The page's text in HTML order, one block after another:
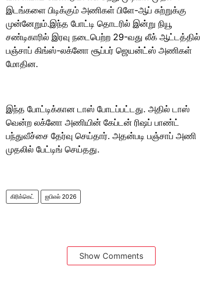
இடங்களை பிடிக்கும் அணிகள் பிளே-ஆப் சுற்றுக்கு
முன்னேறும்.இந்த போட்டி தொடரில் இன்று நியூ
சண்டிகாரில் இரவு நடைபெற்ற 29-வது லீக் ஆட்டத்தில்
பஞ்சாப் கிங்ஸ்-லக்னோ சூப்பர் ஜெயன்ட்ஸ் அணிகள்
மோதின.
இந்த போட்டிக்கான டாஸ் போடப்பட்டது. அதில் டாஸ்
வென்ற லக்னோ அணியின் கேப்டன் ரிஷப் பாண்ட்
பந்துவீச்சை தேர்வு செய்தார். அதன்படி பஞ்சாப் அணி
முதலில் பேட்டிங் செய்தது.
கிரிக்கெட் ஐபிஎல் 2026
Show Comments